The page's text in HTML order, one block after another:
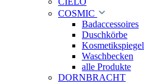
COSMIC
Badaccessoires
Duschkörbe
Kosmetikspiegel
Waschbecken
alle Produkte
DORNBRACHT